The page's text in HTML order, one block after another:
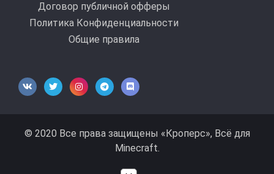
Договор публичной офферы
Политика Конфиденциальности
Общие правила
© 2020 Все права защищены «Кроперс», Всё для
Minecraft.